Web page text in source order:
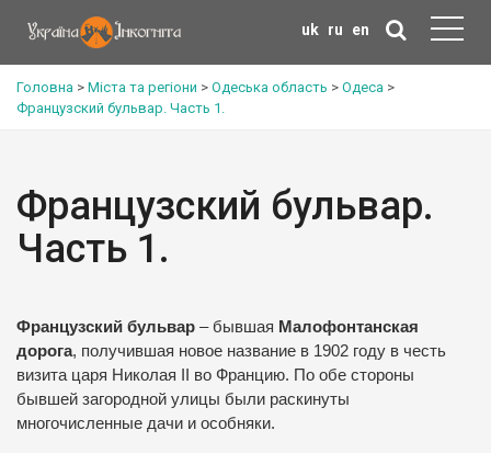
uk ru en
Головна > Міста та регіони > Одеська область > Одеса >
Французский бульвар. Часть 1.
Французский бульвар.
Часть 1.
Французский бульвар – бывшая Малофонтанская
дорога, получившая новое название в 1902 году в честь
визита царя Николая II во Францию. По обе стороны
бывшей загородной улицы были раскинуты
многочисленные дачи и особняки.